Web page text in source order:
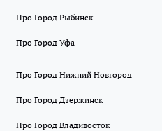
Про Город Рыбинск
Про Город Уфа
Про Город Нижний Новгород
Про Город Дзержинск
Про Город Владивосток